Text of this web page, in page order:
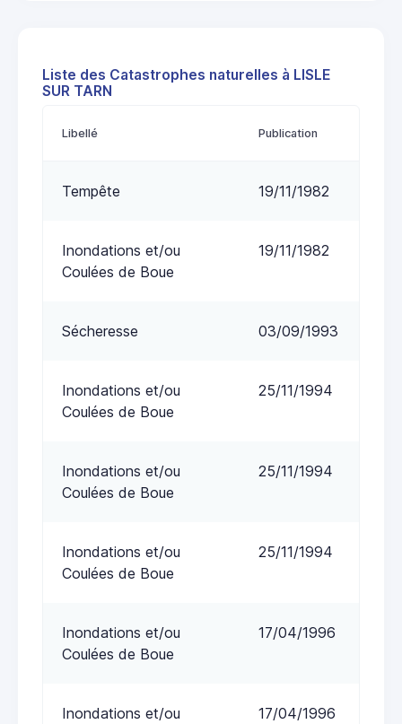
Liste des Catastrophes naturelles à LISLE
SUR TARN
Libellé Publication
Tempête 19/11/1982
Inondations et/ou
Coulées de Boue
19/11/1982
Sécheresse 03/09/1993
Inondations et/ou
Coulées de Boue
25/11/1994
Inondations et/ou
Coulées de Boue
25/11/1994
Inondations et/ou
Coulées de Boue
25/11/1994
Inondations et/ou
Coulées de Boue
17/04/1996
Inondations et/ou
17/04/1996